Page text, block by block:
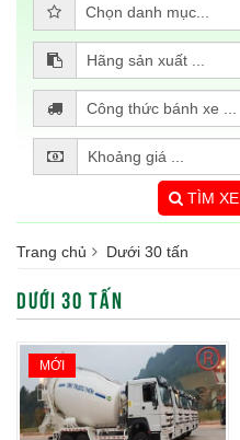
TÌM XE
Trang chủ Dưới 30 tấn
DƯỚI 30 TẤN
MỚI